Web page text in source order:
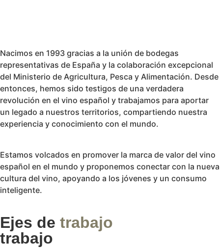
Nacimos en 1993 gracias a la unión de bodegas
representativas de España y la colaboración excepcional
del Ministerio de Agricultura, Pesca y Alimentación. Desde
entonces, hemos sido testigos de una verdadera
revolución en el vino español y trabajamos para aportar
un legado a nuestros territorios, compartiendo nuestra
experiencia y conocimiento con el mundo.
Estamos volcados en promover la marca de valor del vino
español en el mundo y proponemos conectar con la nueva
cultura del vino, apoyando a los jóvenes y un consumo
inteligente.
Ejes de trabajo
trabajo